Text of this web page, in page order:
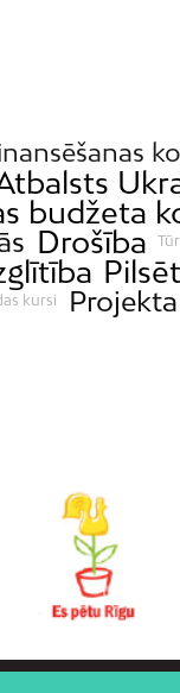
budžeta
Drošība
kursi